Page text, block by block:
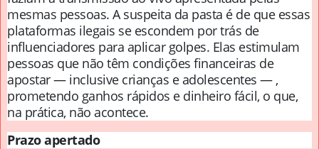
mesmas pessoas. A suspeita da pasta é de que essas
plataformas ilegais se escondem por trás de
influenciadores para aplicar golpes. Elas estimulam
pessoas que não têm condições financeiras de
apostar — inclusive crianças e adolescentes — ,
prometendo ganhos rápidos e dinheiro fácil, o que,
na prática, não acontece.
Prazo apertado